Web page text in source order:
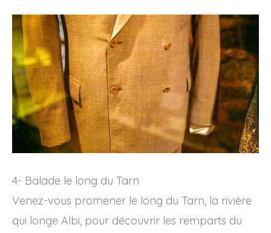
4- Balade le long du Tarn
Venez-vous promener le long du Tarn, la rivière
qui longe Albi, pour découvrir les remparts du